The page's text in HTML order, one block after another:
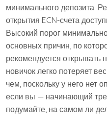
минимального депозита.
открытия ECN-счета
Высокий порог
основных причин, по
рекомендуется
новичок легко потеряет
чем, поскольку у него нет
если вы — начинающий
подумайте, на самом ли